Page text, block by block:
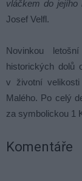
vláčkem do jejího
Josef Velfl.
Novinkou
historických dolů
v životní
Malého. Po celý
za symbolickou 1
Komentáře